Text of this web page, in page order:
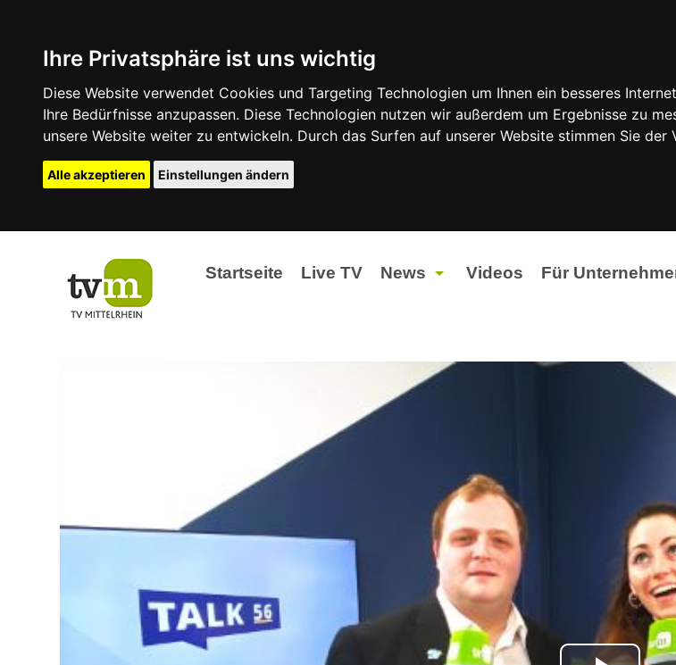
Ihre Privatsphäre ist uns wichtig
Diese Website verwendet Cookies und Targeting Technologien um Ihnen ein besseres
Ihre Bedürfnisse anzupassen. Diese Technologien nutzen wir außerdem um Ergebnisse zu
unsere Website weiter zu entwickeln. Durch das Surfen auf unserer Website stimmen Sie
Alle akzeptieren Einstellungen ändern
Startseite Live TV News
Landtagswahlen 2026
Partner Content
Videos Für